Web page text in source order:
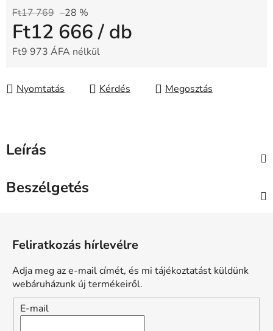
Ft17 769 –28 %
Ft12 666/ db
Ft9 973 ÁFA nélkül
Nyomtatás
Kérdés Megosztás
Leírás
Beszélgetés
Feliratkozás hírlevélre
Adja meg az e-mail címét, és mi tájékoztatást küldünk
webáruházunk új termékeiről.
E-mail